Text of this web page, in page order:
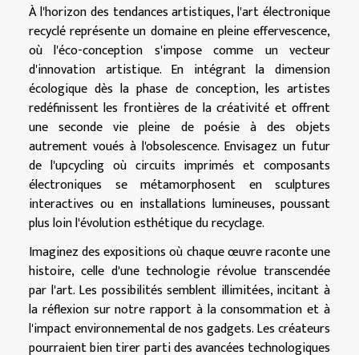
À l'horizon des tendances artistiques, l'art électronique
recyclé représente un domaine en pleine effervescence,
où l'éco-conception s'impose comme un vecteur
d'innovation artistique. En intégrant la dimension
écologique dès la phase de conception, les artistes
redéfinissent les frontières de la créativité et offrent
une seconde vie pleine de poésie à des objets
autrement voués à l'obsolescence. Envisagez un futur
de l'upcycling où circuits imprimés et composants
électroniques se métamorphosent en sculptures
interactives ou en installations lumineuses, poussant
plus loin l'évolution esthétique du recyclage.
Imaginez des expositions où chaque œuvre raconte une
histoire, celle d'une technologie révolue transcendée
par l'art. Les possibilités semblent illimitées, incitant à
la réflexion sur notre rapport à la consommation et à
l'impact environnemental de nos gadgets. Les créateurs
pourraient bien tirer parti des avancées technologiques